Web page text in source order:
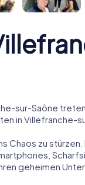
sur-Saône
in Villefranche-
Chaos zu stürzen.
geheimen